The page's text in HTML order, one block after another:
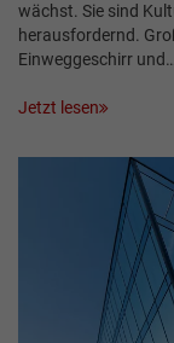
wächst. Sie sind
herausfordernd.
Einweggeschirr und…
Jetzt lesen